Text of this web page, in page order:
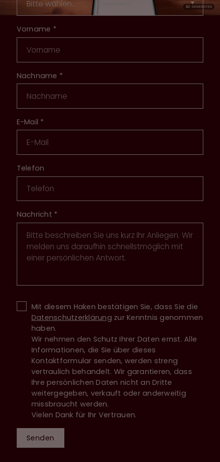
Vorname *
Nachname *
E-Mail *
Telefon
Nachricht *
Mit diesem Haken bestätigen Sie, dass Sie die
Datenschutzerklärung zur Kenntnis genommen
haben.
Wir nehmen den Schutz Ihrer Daten ernst. Alle
Informationen, die Sie über dieses
Kontaktformular senden, werden streng
vertraulich behandelt. Wir garantieren, dass
Ihre persönlichen Daten nicht an Dritte
weitergegeben, verkauft oder anderweitig
missbraucht werden.
Vielen Dank für Ihr Vertrauen.
Senden